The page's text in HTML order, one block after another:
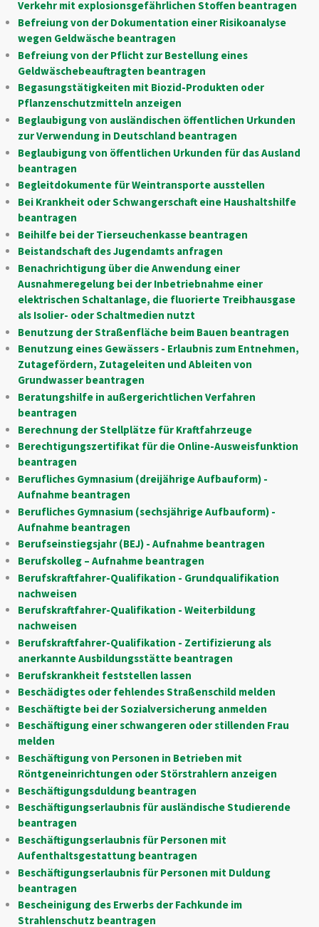
Verkehr mit explosionsgefährlichen Stoffen beantragen
Befreiung von der Dokumentation einer Risikoanalyse
wegen Geldwäsche beantragen
Befreiung von der Pflicht zur Bestellung eines
Geldwäschebeauftragten beantragen
Begasungstätigkeiten mit Biozid-Produkten oder
Pflanzenschutzmitteln anzeigen
Beglaubigung von ausländischen öffentlichen Urkunden
zur Verwendung in Deutschland beantragen
Beglaubigung von öffentlichen Urkunden für das Ausland
beantragen
Begleitdokumente für Weintransporte ausstellen
Bei Krankheit oder Schwangerschaft eine Haushaltshilfe
beantragen
Beihilfe bei der Tierseuchenkasse beantragen
Beistandschaft des Jugendamts anfragen
Benachrichtigung über die Anwendung einer
Ausnahmeregelung bei der Inbetriebnahme einer
elektrischen Schaltanlage, die fluorierte Treibhausgase
als Isolier- oder Schaltmedien nutzt
Benutzung der Straßenfläche beim Bauen beantragen
Benutzung eines Gewässers - Erlaubnis zum Entnehmen,
Zutagefördern, Zutageleiten und Ableiten von
Grundwasser beantragen
Beratungshilfe in außergerichtlichen Verfahren
beantragen
Berechnung der Stellplätze für Kraftfahrzeuge
Berechtigungszertifikat für die Online-Ausweisfunktion
beantragen
Berufliches Gymnasium (dreijährige Aufbauform) -
Aufnahme beantragen
Berufliches Gymnasium (sechsjährige Aufbauform) -
Aufnahme beantragen
Berufseinstiegsjahr (BEJ) - Aufnahme beantragen
Berufskolleg – Aufnahme beantragen
Berufskraftfahrer-Qualifikation - Grundqualifikation
nachweisen
Berufskraftfahrer-Qualifikation - Weiterbildung
nachweisen
Berufskraftfahrer-Qualifikation - Zertifizierung als
anerkannte Ausbildungsstätte beantragen
Berufskrankheit feststellen lassen
Beschädigtes oder fehlendes Straßenschild melden
Beschäftigte bei der Sozialversicherung anmelden
Beschäftigung einer schwangeren oder stillenden Frau
melden
Beschäftigung von Personen in Betrieben mit
Röntgeneinrichtungen oder Störstrahlern anzeigen
Beschäftigungsduldung beantragen
Beschäftigungserlaubnis für ausländische Studierende
beantragen
Beschäftigungserlaubnis für Personen mit
Aufenthaltsgestattung beantragen
Beschäftigungserlaubnis für Personen mit Duldung
beantragen
Bescheinigung des Erwerbs der Fachkunde im
Strahlenschutz beantragen